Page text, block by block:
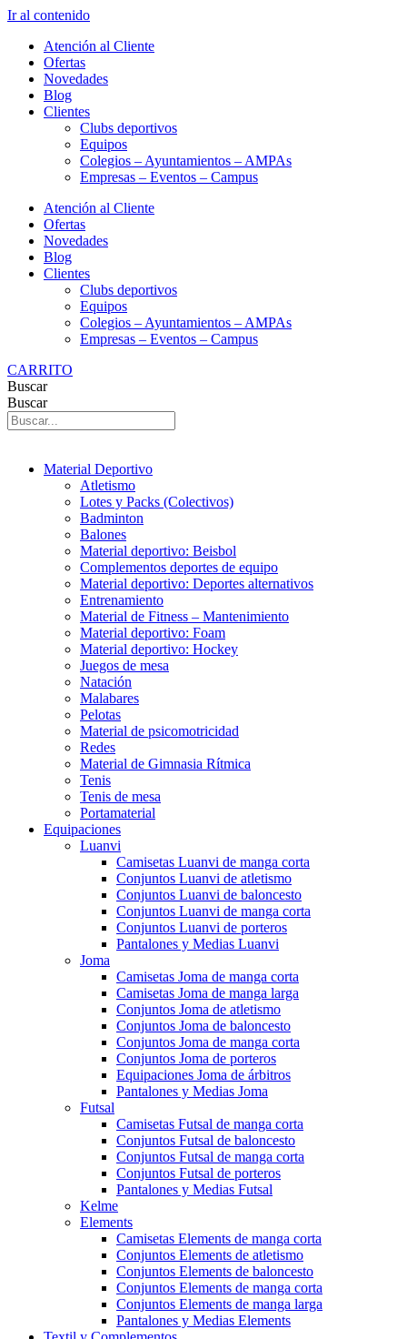
Ir al contenido
Atención al Cliente
Ofertas
Novedades
Blog
Clientes
Clubs deportivos
Equipos
Colegios – Ayuntamientos – AMPAs
Empresas – Eventos – Campus
Atención al Cliente
Ofertas
Novedades
Blog
Clientes
Clubs deportivos
Equipos
Colegios – Ayuntamientos – AMPAs
Empresas – Eventos – Campus
CARRITO
Buscar
Buscar
Material Deportivo
Atletismo
Lotes y Packs (Colectivos)
Badminton
Balones
Material deportivo: Beisbol
Complementos deportes de equipo
Material deportivo: Deportes alternativos
Entrenamiento
Material de Fitness – Mantenimiento
Material deportivo: Foam
Material deportivo: Hockey
Juegos de mesa
Natación
Malabares
Pelotas
Material de psicomotricidad
Redes
Material de Gimnasia Rítmica
Tenis
Tenis de mesa
Portamaterial
Equipaciones
Luanvi
Camisetas Luanvi de manga corta
Conjuntos Luanvi de atletismo
Conjuntos Luanvi de baloncesto
Conjuntos Luanvi de manga corta
Conjuntos Luanvi de porteros
Pantalones y Medias Luanvi
Joma
Camisetas Joma de manga corta
Camisetas Joma de manga larga
Conjuntos Joma de atletismo
Conjuntos Joma de baloncesto
Conjuntos Joma de manga corta
Conjuntos Joma de porteros
Equipaciones Joma de árbitros
Pantalones y Medias Joma
Futsal
Camisetas Futsal de manga corta
Conjuntos Futsal de baloncesto
Conjuntos Futsal de manga corta
Conjuntos Futsal de porteros
Pantalones y Medias Futsal
Kelme
Elements
Camisetas Elements de manga corta
Conjuntos Elements de atletismo
Conjuntos Elements de baloncesto
Conjuntos Elements de manga corta
Conjuntos Elements de manga larga
Pantalones y Medias Elements